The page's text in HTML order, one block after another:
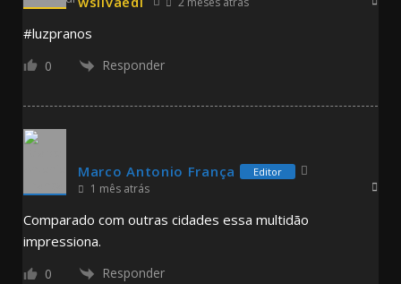
#luzpranos
0 Responder
Marco Antonio França Editor
1 mês atrás
Comparado com outras cidades essa multidão
impressiona.
0 Responder